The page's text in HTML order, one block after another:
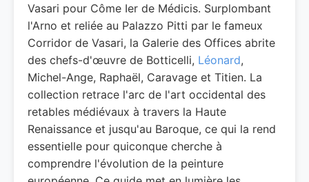
Vasari pour Côme Ier de Médicis. Surplombant
l'Arno et reliée au Palazzo Pitti par le fameux
Corridor de Vasari, la Galerie des Offices abrite
des chefs-d'œuvre de Botticelli, Léonard,
Michel-Ange, Raphaël, Caravage et Titien. La
collection retrace l'arc de l'art occidental des
retables médiévaux à travers la Haute
Renaissance et jusqu'au Baroque, ce qui la rend
essentielle pour quiconque cherche à
comprendre l'évolution de la peinture